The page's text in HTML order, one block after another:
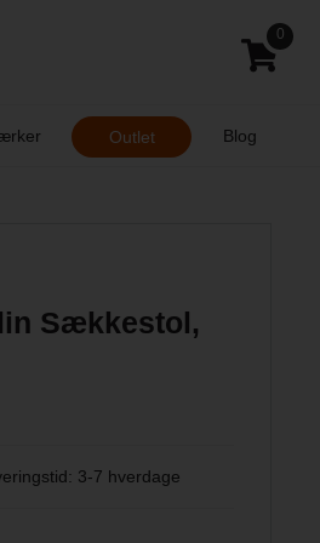
0
Outlet Blog
Sækkestol,
3-7 hverdage